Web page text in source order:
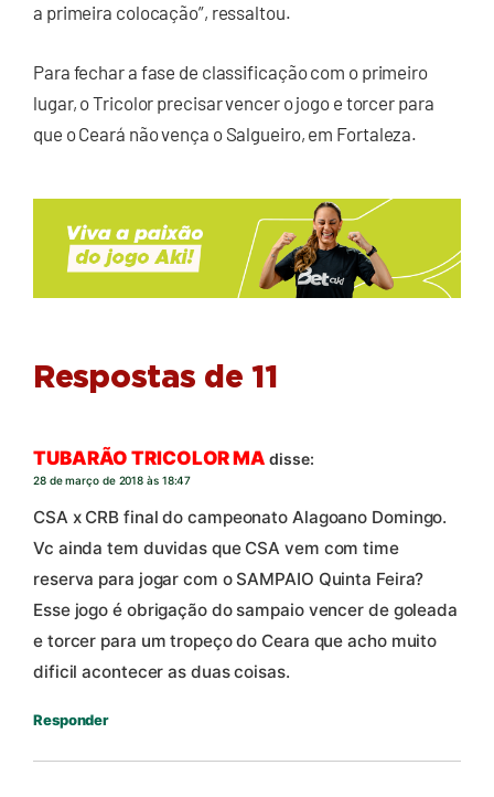
a primeira colocação”, ressaltou.
Para fechar a fase de classificação com o primeiro
lugar, o Tricolor precisar vencer o jogo e torcer para
que o Ceará não vença o Salgueiro, em Fortaleza.
Respostas de 11
TUBARÃO TRICOLOR MA disse:
28 de março de 2018 às 18:47
CSA x CRB final do campeonato Alagoano Domingo.
Vc ainda tem duvidas que CSA vem com time
reserva para jogar com o SAMPAIO Quinta Feira?
Esse jogo é obrigação do sampaio vencer de goleada
e torcer para um tropeço do Ceara que acho muito
dificil acontecer as duas coisas.
Responder